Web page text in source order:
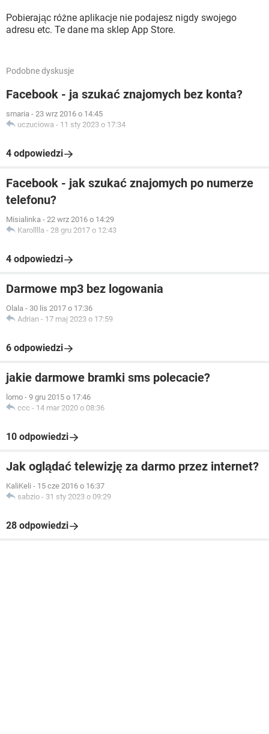
Pobierając różne aplikacje nie podajesz nigdy swojego
adresu etc. Te dane ma sklep App Store.
Podobne dyskusje
Facebook - ja szukać znajomych bez konta?
smaria - 23 wrz 2016 o 14:45
uczuciowa - 11 sty 2023 o 17:34
4 odpowiedzi
Facebook - jak szukać znajomych po numerze
telefonu?
Misialinka - 22 wrz 2016 o 14:29
Karolllla - 28 gru 2017 o 12:43
4 odpowiedzi
Darmowe mp3 bez logowania
Olala - 30 lis 2017 o 17:36
Adrian - 17 maj 2023 o 17:59
6 odpowiedzi
jakie darmowe bramki sms polecacie?
lomo - 9 gru 2015 o 17:46
ccc - 14 mar 2020 o 08:36
10 odpowiedzi
Jak oglądać telewizję za darmo przez internet?
KaliKeli - 15 cze 2016 o 16:37
sabzio - 31 sty 2023 o 09:29
28 odpowiedzi